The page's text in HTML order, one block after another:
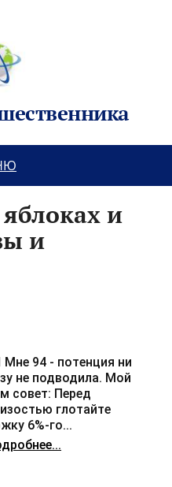
и
и
Мне 94 - потенция ни
не подводила. Мой
совет: Перед
глотайте
6%-го...